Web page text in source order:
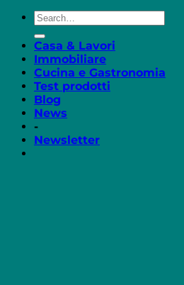
Casa & Lavori
Immobiliare
Cucina e Gastronomia
Test prodotti
Blog
News
-
Newsletter